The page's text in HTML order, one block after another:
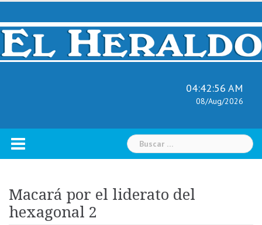
Skip
content
04:42:57 AM
08/Aug/2026
Buscar:
Macará por el liderato del
hexagonal 2